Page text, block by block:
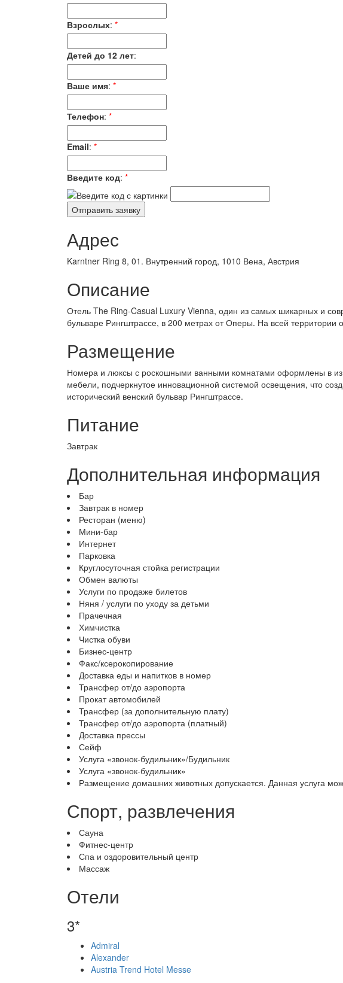
Взрослых: *
Детей до 12 лет:
Ваше имя: *
Телефон: *
Email: *
Введите код: *
Адрес
Karntner Ring 8, 01. Внутренний город, 1010 Вена, Австрия
Описание
Отель The Ring-Casual Luxury Vienna, один из самых шикарных и
бульваре Рингштрассе, в 200 метрах от Оперы. На всей территории
Размещение
Номера и люксы с роскошными ванными комнатами оформлены в
мебели, подчеркнутое инновационной системой освещения, что
исторический венский бульвар Рингштрассе.
Питание
Завтрак
Дополнительная информация
Бар
Завтрак в номер
Ресторан (меню)
Мини-бар
Интернет
Парковка
Круглосуточная стойка регистрации
Обмен валюты
Услуги по продаже билетов
Няня / услуги по уходу за детьми
Прачечная
Химчистка
Чистка обуви
Бизнес-центр
Факс/ксерокопирование
Доставка еды и напитков в номер
Трансфер от/до аэропорта
Прокат автомобилей
Трансфер (за дополнительную плату)
Трансфер от/до аэропорта (платный)
Доставка прессы
Сейф
Услуга «звонок-будильник»/Будильник
Услуга «звонок-будильник»
Размещение домашних животных допускается. Данная услуга
Спорт, развлечения
Сауна
Фитнес-центр
Спа и оздоровительный центр
Массаж
Отели
3*
Admiral
Alexander
Austria Trend Hotel Messe